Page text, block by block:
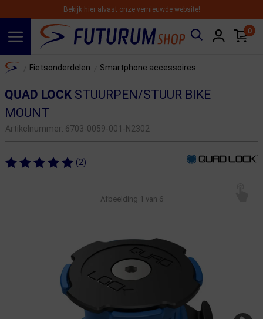
Bekijk hier alvast onze vernieuwde website!
0
Home Fietsonderdelen Smartphone accessoires
QUAD LOCKSTUURPEN/STUUR BIKE
MOUNT
Artikelnummer: 6703-0059-001-N2302
(2)
Afbeelding 1 van 6